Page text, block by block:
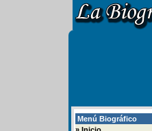
Menú Biográfico